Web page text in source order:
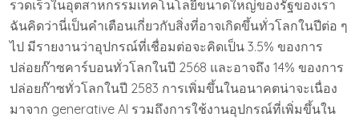
รวดเร็วในอุตสาหกรรมเทคโนโลยีขนาดใหญ่ของรัฐของเรา
ฉันคิดว่านี่เป็นคำเตือนเกี่ยวกับสิ่งที่อาจเกิดขึ้นทั่วโลกในปีต่อ ๆ
ไป มีรายงานว่าอุปกรณ์ที่เชื่อมต่อจะคิดเป็น 3.5% ของการ
ปล่อยก๊าซคาร์บอนทั่วโลกในปี 2568 และอาจถึง 14% ของการ
ปล่อยก๊าซทั่วโลกในปี 2583 การเพิ่มขึ้นในอนาคตน่าจะเนื่อง
มาจาก generative AI รวมถึงการใช้งานอุปกรณ์ที่เพิ่มขึ้นใน